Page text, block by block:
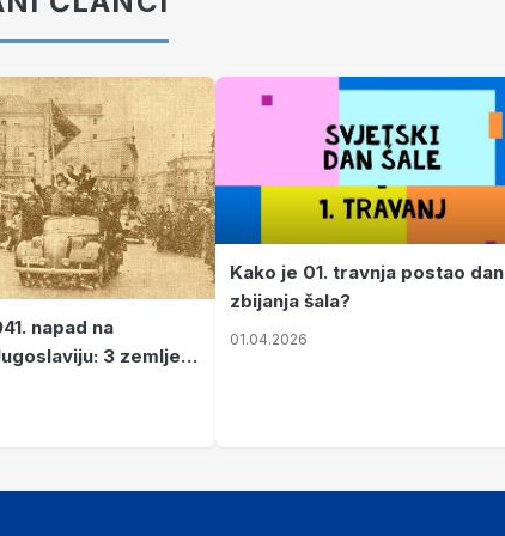
napad na
3 zemlje
raspadom
Kako je 01. travnja postao dan
zbijanja šala?
01.04.2026